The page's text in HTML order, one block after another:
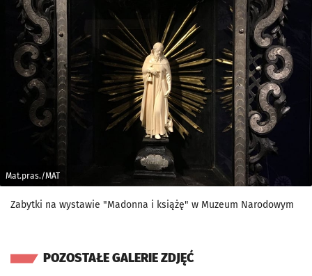
Mat.pras./MAT
Zabytki na wystawie "Madonna i książę" w Muzeum Narodowym
POZOSTAŁE GALERIE ZDJĘĆ